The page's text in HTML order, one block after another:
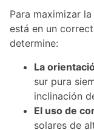
Para maximizar
está en un
determine:
La
sur pura
inclinación
El uso de
solares de